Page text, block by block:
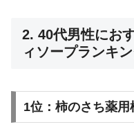
2. 40代男性にお
ィソープランキ
1位：柿のさち薬